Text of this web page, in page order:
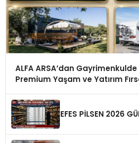
ALFA ARSA’dan
Premium Yaşam ve Yatırım
EFES PİLSEN 2026